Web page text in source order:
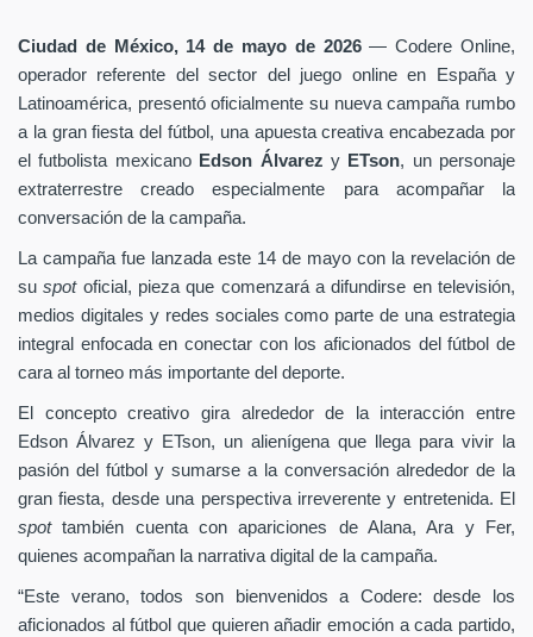
Ciudad de México, 14 de mayo de 2026— Codere Online,
operador referente del sector del juego online en España y
Latinoamérica, presentó oficialmente su nueva campaña rumbo
a la gran fiesta del fútbol, una apuesta creativa encabezada por
el futbolista mexicano Edson Álvarez yETson, un personaje
extraterrestre creado especialmente para acompañar la
conversación de la campaña.
La campaña fue lanzada este 14 de mayo con la revelación de
suspot oficial, pieza que comenzará a difundirse en televisión,
medios digitales y redes sociales como parte de una estrategia
integral enfocada en conectar con los aficionados del fútbol de
cara al torneo más importante del deporte.
El concepto creativo gira alrededor de la interacción entre
Edson Álvarez y ETson, un alienígena que llega para vivir la
pasión del fútbol y sumarse a la conversación alrededor de la
gran fiesta, desde una perspectiva irreverente y entretenida. El
spottambién cuenta con apariciones de Alana, Ara y Fer,
quienes acompañan la narrativa digital de la campaña.
“Este verano, todos son bienvenidos a Codere: desde los
aficionados al fútbol que quieren añadir emoción a cada partido,